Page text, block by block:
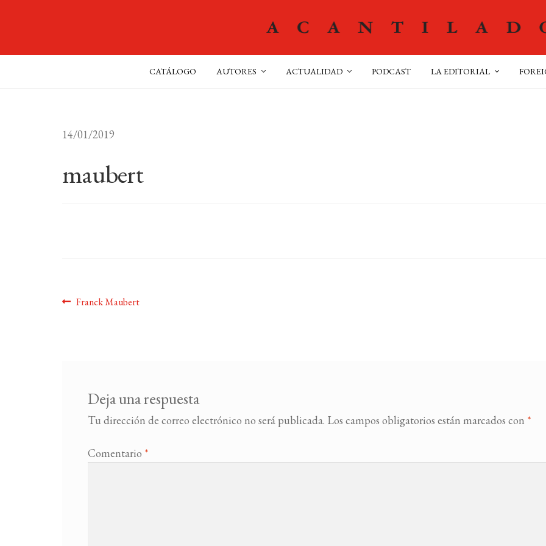
CATÁLOGO AUTORES ACTUALIDAD PODCAST LA EDITORIAL
14/01/2019
maubert
Navegación
Anterior:
Franck Maubert
Deja una respuesta
Tu dirección de correo electrónico no será publicada. Los campos obligatorios están marcados con *
Comentario *